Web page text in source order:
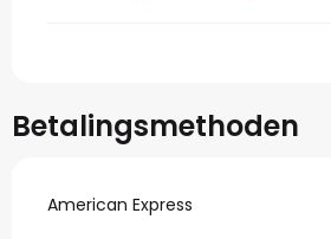
Betalingsmethoden
American Express